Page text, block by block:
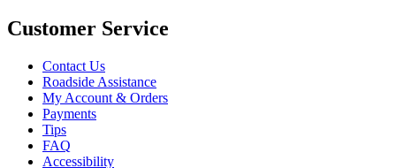
Customer Service
Contact Us
Roadside Assistance
My Account & Orders
Payments
Tips
FAQ
Accessibility